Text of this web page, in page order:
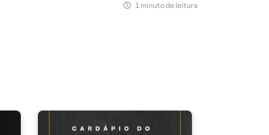
1 minuto de leitura